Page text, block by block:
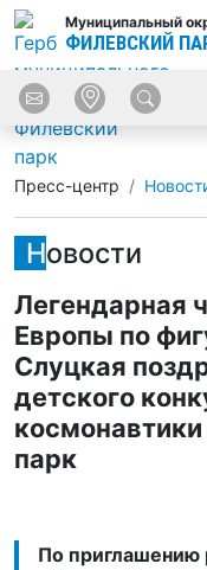
Муниципальный
ФИЛЕВСКИЙ
Пресс-центр
Новости
Легендарная
Европы по
Слуцкая
детского
парк
По приглашению